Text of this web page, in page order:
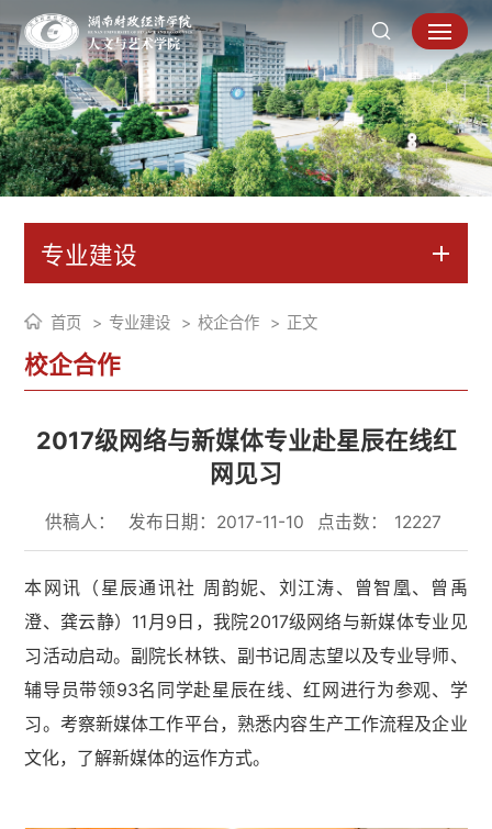
专业建设
校企合作
首页 专业建设 校企合作 正文
2017级网络与新媒体专业赴星辰在线红
网见习
供稿人： 发布日期：2017-11-10 点击数： 12227
本网讯（星辰通讯社 周韵妮、刘江涛、曾智凰、曾禹
澄、龚云静） 11 月 9 日，我院2017级网络与新媒体专业见
习活动启动。副院长林铁、副书记周志望以及专业导师、
辅导员带领93名同学赴星辰在线、红网进行为参观、学
习。考察新媒体工作平台，熟悉内容生产工作流程及企业
文化，了解新媒体的运作方式。